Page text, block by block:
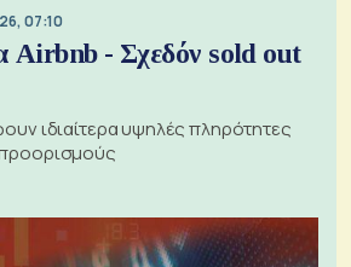
07:10
Airbnb - Σχεδόν sold out
ιδιαίτερα υψηλές πληρότητες